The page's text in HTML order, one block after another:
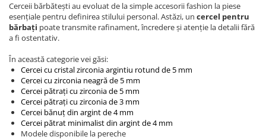
Brățări de picior din Argint
COLIERE
Argint
Coliere cu pietre semiprețioase
Cerceii bărbătești au evoluat de la simple accesorii fashion la piese
esențiale pentru definirea stilului personal. Astăzi, un cercel pentru
bărbați poate transmite rafinament, încredere și atenție la detalii fără
a fi ostentativ.
În această categorie vei găsi:
Cercei cu cristal zirconia argintiu rotund de 5 mm
Cercei cu zirconia neagră de 5 mm
Cercei pătrați cu zirconia de 5 mm
Cercei pătrați cu zirconia de 3 mm
Cercei bănuț din argint de 4 mm
Cercei pătrat minimalist din argint de 4 mm
Modele disponibile la pereche